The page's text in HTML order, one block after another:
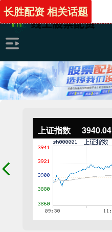
上证指数 3940.04
长胜配资 相关话题